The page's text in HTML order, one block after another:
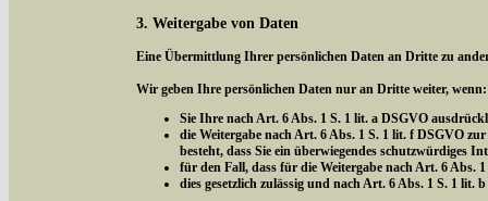
3. Weitergabe von Daten
Eine Übermittlung Ihrer persönlichen Daten an Dritte zu
Wir geben Ihre persönlichen Daten nur an Dritte weiter, wenn:
Sie Ihre nach Art. 6 Abs. 1 S. 1 lit. a DSGVO
die Weitergabe nach Art. 6 Abs. 1 S. 1 lit. f DSGVO
besteht, dass Sie ein überwiegendes schutzwürdiges
für den Fall, dass für die Weitergabe nach Art. 6 Abs.
dies gesetzlich zulässig und nach Art. 6 Abs. 1 S. 1